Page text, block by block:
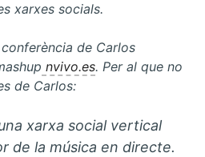
xarxes socials.
de Carlos
nvivo.es. Per al que no
de Carlos:
xarxa social vertical
de la música en directe.